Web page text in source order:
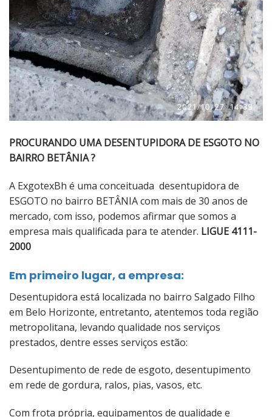
PROCURANDO UMA DESENTUPIDORA DE ESGOTO NO
BAIRRO BETÂNIA ?
A ExgotexBh é uma conceituada desentupidora de
ESGOTO no bairro BETÂNIA com mais de 30 anos de
mercado, com isso, podemos afirmar que somos a
empresa mais qualificada para te atender. LIGUE 4111-
2000
Em primeiro lugar, a empresa:
Desentupidora está localizada no bairro Salgado Filho
em Belo Horizonte, entretanto, atentemos toda região
metropolitana, levando qualidade nos serviços
prestados, dentre esses serviços estão:
Desentupimento de rede de esgoto, desentupimento
em rede de gordura, ralos, pias, vasos, etc.
Com frota própria, equipamentos de qualidade e